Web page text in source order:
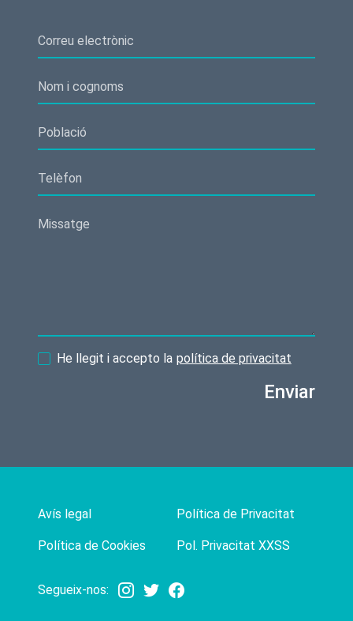
He llegit i accepto la política de privacitat
Enviar
Avís legal
Política de Cookies
Política de Privacitat
Pol. Privacitat XXSS
Segueix-nos: